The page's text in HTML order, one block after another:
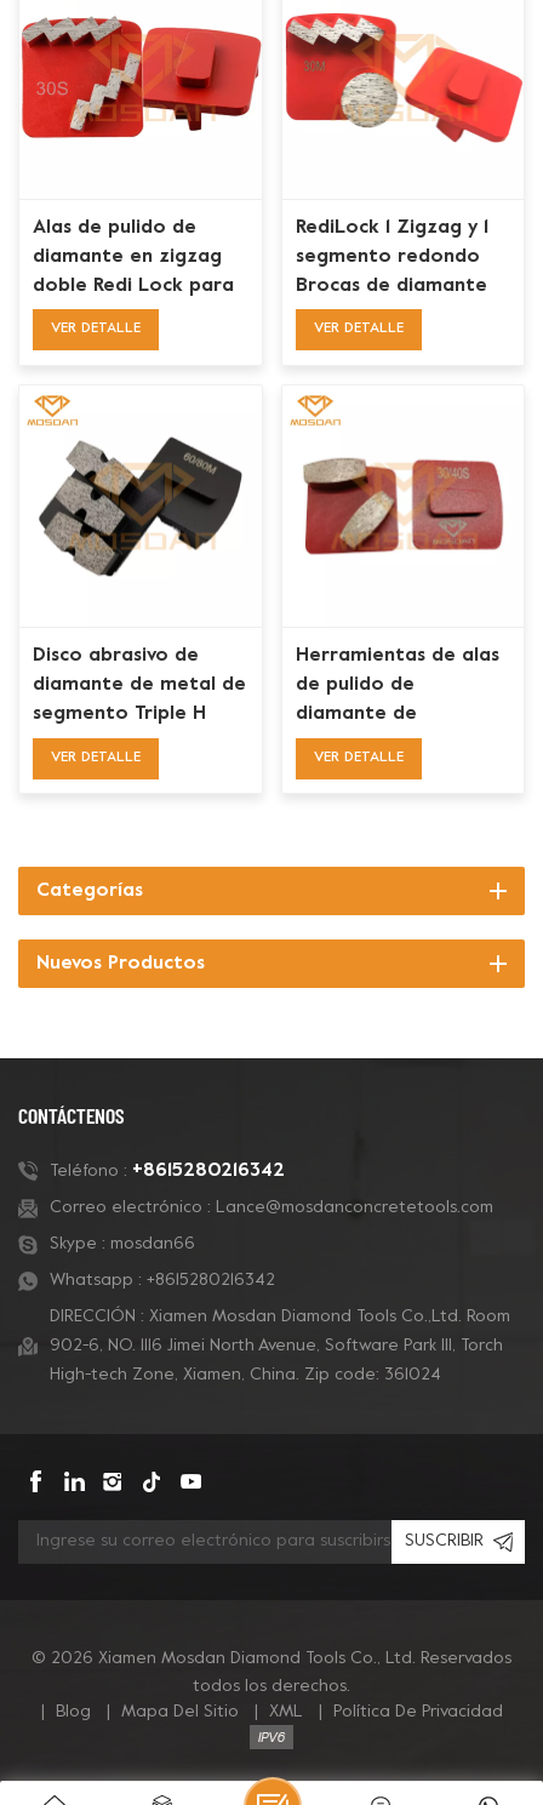
Alas de pulido de
diamante en zigzag
doble Redi Lock para
preparación de pisos
VER DETALLE
RediLock 1 Zigzag y 1
segmento redondo
Brocas de diamante
para hormigón
VER DETALLE
Disco abrasivo de
diamante de metal de
segmento Triple H
para piso de concreto
VER DETALLE
Herramientas de alas
de pulido de
diamante de
hormigón de ataúdes
VER DETALLE
Categorías
Nuevos Productos
CONTÁCTENOS
Teléfono : +8615280216342
Correo electrónico : Lance@mosdanconcretetools.com
Skype : mosdan66
Whatsapp : +8615280216342
DIRECCIÓN : Xiamen Mosdan Diamond Tools Co.,Ltd. Room
902-6, NO. 1116 Jimei North Avenue, Software Park Ill, Torch
High-tech Zone, Xiamen, China. Zip code: 361024
SUSCRIBIR
© 2026 Xiamen Mosdan Diamond Tools Co., Ltd. Reservados
todos los derechos.
Blog Mapa Del Sitio XML Política De Privacidad